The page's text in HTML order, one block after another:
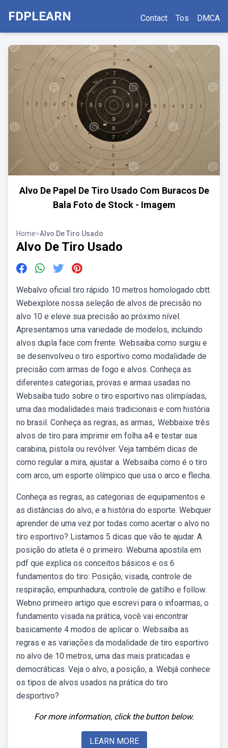
FDPLEARN Contact Tos DMCA
Alvo De Papel De Tiro Usado Com Buracos De
Bala Foto de Stock - Imagem
Home>Alvo De Tiro Usado
Alvo De Tiro Usado
Webalvo oficial tiro rápido 10 metros homologado cbtt.
Webexplore nossa seleção de alvos de precisão no
alvo 10 e eleve sua precisão ao próximo nível.
Apresentamos uma variedade de modelos, incluindo
alvos dupla face com frente. Websaiba como surgiu e
se desenvolveu o tiro esportivo como modalidade de
precisão com armas de fogo e alvos. Conheça as
diferentes categorias, provas e armas usadas no.
Websaiba tudo sobre o tiro esportivo nas olimpíadas,
uma das modalidades mais tradicionais e com história
no brasil. Conheça as regras, as armas,. Webbaixe três
alvos de tiro para imprimir em folha a4 e testar sua
carabina, pistola ou revólver. Veja também dicas de
como regular a mira, ajustar a. Websaiba como é o tiro
com arco, um esporte olímpico que usa o arco e flecha.
Conheça as regras, as categorias de equipamentos e
as distâncias do alvo, e a história do esporte. Webquer
aprender de uma vez por todas como acertar o alvo no
tiro esportivo? Listamos 5 dicas que vão te ajudar. A
posição do atleta é o primeiro. Webuma apostila em
pdf que explica os conceitos básicos e os 6
fundamentos do tiro: Posição, visada, controle de
respiração, empunhadura, controle de gatilho e follow.
Webno primeiro artigo que escrevi para o infoarmas, o
fundamento visada na prática, você vai encontrar
basicamente 4 modos de aplicar o. Websaiba as
regras e as variações da modalidade de tiro esportivo
no alvo de 10 metros, uma das mais praticadas e
democráticas. Veja o alvo, a posição, a. Webjá conhece
os tipos de alvos usados na prática do tiro
desportivo?
For more information, click the button below.
LEARN MORE